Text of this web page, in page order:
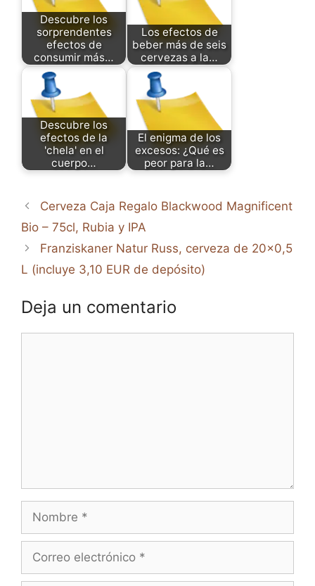
Descubre los
sorprendentes
efectos de
consumir más…
Los efectos de
beber más de seis
cervezas a la…
Descubre los
efectos de la
'chela' en el
cuerpo…
El enigma de los
excesos: ¿Qué es
peor para la…
Cerveza Caja Regalo Blackwood Magnificent
Bio – 75cl, Rubia y IPA
Franziskaner Natur Russ, cerveza de 20×0,5
L (incluye 3,10 EUR de depósito)
Deja un comentario
Nombre
Correo